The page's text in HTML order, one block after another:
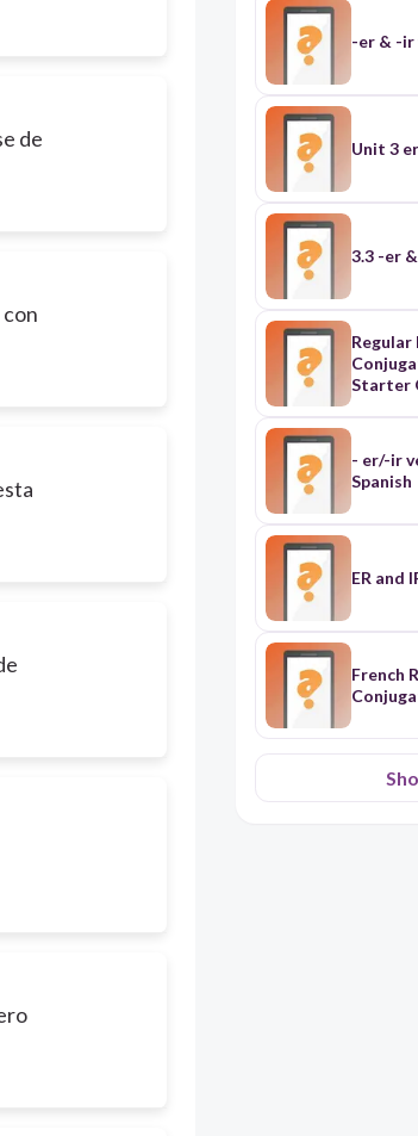
de
con
-er & -ir
Unit 3
3.3 -er
Regular
Starter
- er/-ir
Spanish
ER and
French